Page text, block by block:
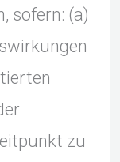
sofern: (a)
zu